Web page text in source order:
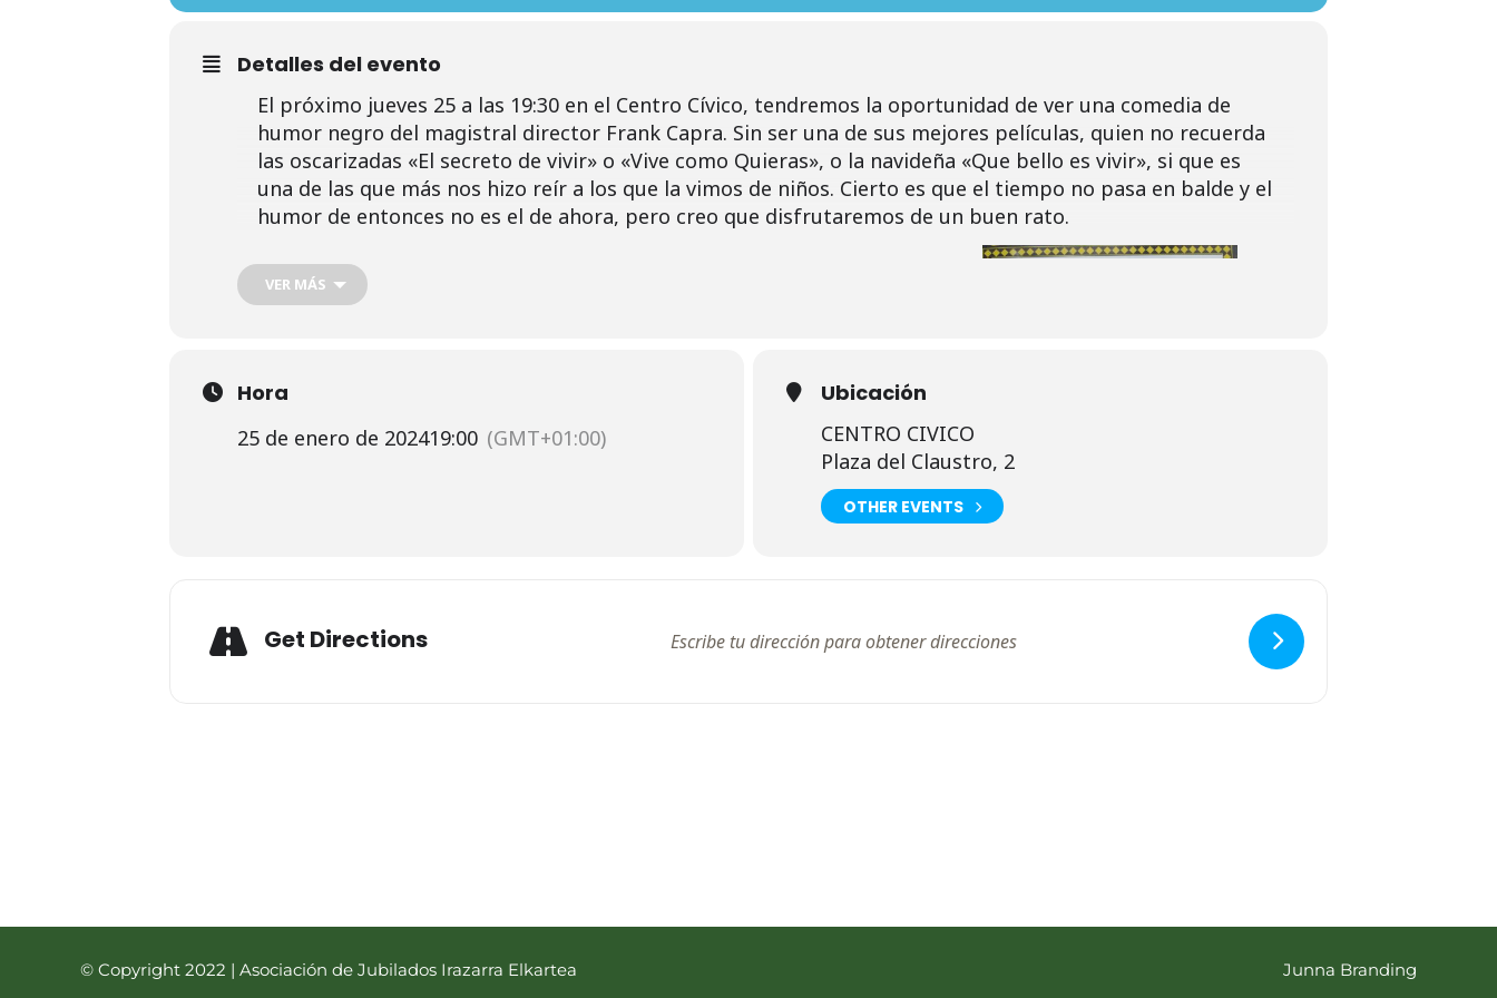
Detalles del evento
El próximo jueves 25 a las 19:30 en el Centro Cívico, tendremos la oportunidad de ver una comedia de
humor negro del magistral director Frank Capra. Sin ser una de sus mejores películas, quien no recuerda
las oscarizadas «El secreto de vivir» o «Vive como Quieras», o la navideña «Que bello es vivir», si que es
una de las que más nos hizo reír a los que la vimos de niños. Cierto es que el tiempo no pasa en balde y el
humor de entonces no es el de ahora, pero creo que disfrutaremos de un buen rato.
VER MÁS
Hora
25 de enero de 202419:00 (GMT+01:00)
Ubicación
CENTRO CIVICO
Plaza del Claustro, 2
OTHER EVENTS
Get Directions
© Copyright 2022 | Asociación de Jubilados Irazarra Elkartea Junna Branding